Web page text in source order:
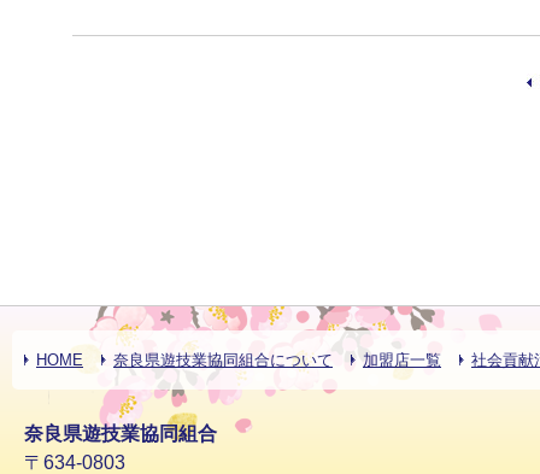
HOME 奈良県遊技業協同組合について 加盟店一覧 社会貢献
奈良県遊技業協同組合
〒634-0803